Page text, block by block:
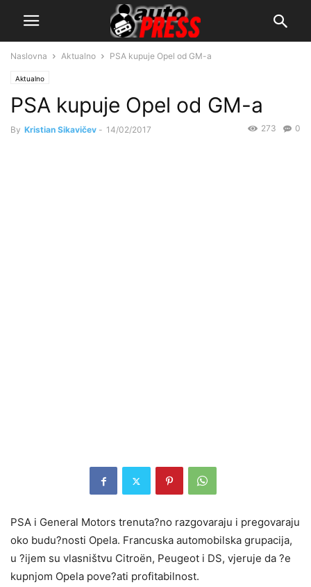
Naslovna Aktualno PSA kupuje Opel od GM-a
Aktualno
PSA kupuje Opel od GM-a
By Kristian Sikavičev - 14/02/2017 0
273
PSA i General Motors trenuta?no razgovaraju i pregovaraju
oko budu?nosti Opela. Francuska automobilska grupacija,
u ?ijem su vlasništvu Citroën, Peugeot i DS, vjeruje da ?e
kupnjom Opela pove?ati profitabilnost.